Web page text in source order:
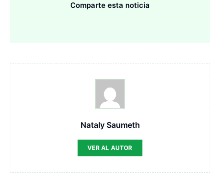
Comparte esta noticia
Nataly Saumeth
VER AL AUTOR